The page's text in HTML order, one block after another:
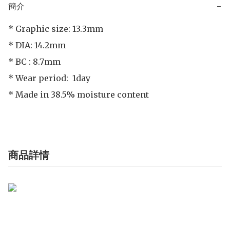
簡介 −
* Graphic size: 13.3mm
* DIA: 14.2mm
* BC : 8.7mm
* Wear period:  1day
* Made in 38.5% moisture content
商品詳情